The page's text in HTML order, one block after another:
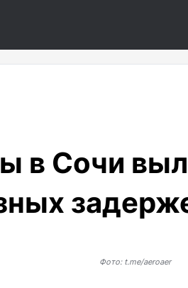
в Сочи
Фото: t.me/aeroaer